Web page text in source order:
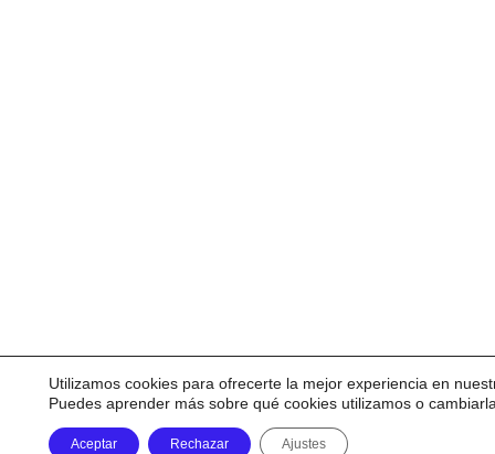
Utilizamos cookies para ofrecerte la mejor experiencia en
Puedes aprender más sobre qué cookies utilizamos o
Aceptar Rechazar Ajustes